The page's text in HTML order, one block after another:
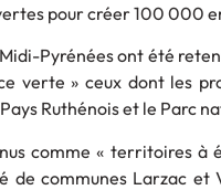
pour créer 100 000
Pyrénées ont été
verte » ceux dont les
Ruthénois et le Parc
comme « territoires à
de communes Larzac